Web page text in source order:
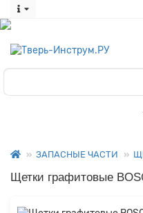
ЗАПАСНЫЕ ЧАСТИ
Щетки графитовые